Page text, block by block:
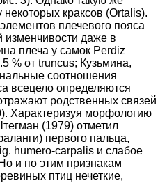
краксов (Ortalis).
плечевого пояса
изменчивости даже в
плеча у самок Perdiz
% от truncus; Кузьмина,
соотношения
всецело определяются
родственных связей
Характеризуя морфологию
(1979) отметил
первого пальца,
humero-carpalis и слабое
и по этим признакам
птиц нечеткие,